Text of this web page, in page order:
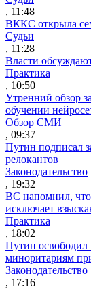
, 11:48
ВККС открыла
Судьи
, 11:28
Власти
Практика
, 10:50
Утренний обзор
обучении
Обзор СМИ
, 09:37
Путин подписал
релокантов
Законодательство
, 19:32
ВС напомнил, что
исключает
Практика
, 18:02
Путин освободил
миноритариям
Законодательство
, 17:16